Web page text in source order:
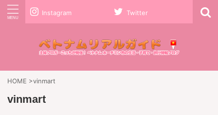
Instagram Twitter
HOME >vinmart
vinmart